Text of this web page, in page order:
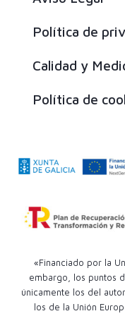
Política de
Calidad y
Política de
«Financiado por la
embargo, los puntos
únicamente los del
los de la Unión